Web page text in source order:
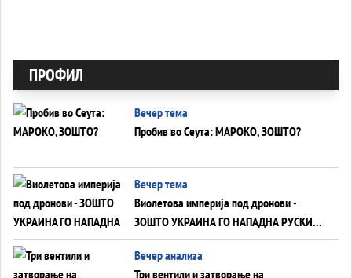
ПРОФИЛ
Вечер тема
Пробив во Сеута: МАРОКО, ЗОШТО?
Вечер тема
Виолетова империја под дронови -
ЗОШТО УКРАИНА ГО НАПАДНА РУСКИОТ
WILDBERRIES
Вечер анализа
Три вентили и затворање на